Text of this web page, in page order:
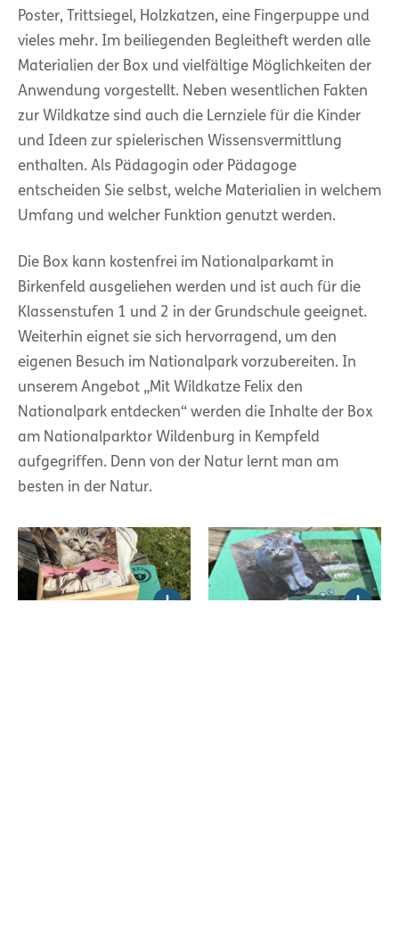
Poster, Trittsiegel, Holzkatzen, eine Fingerpuppe und
vieles mehr. Im beiliegenden Begleitheft werden alle
Materialien der Box und vielfältige Möglichkeiten der
Anwendung vorgestellt. Neben wesentlichen Fakten
zur Wildkatze sind auch die Lernziele für die Kinder
und Ideen zur spielerischen Wissensvermittlung
enthalten. Als Pädagogin oder Pädagoge
entscheiden Sie selbst, welche Materialien in welchem
Umfang und welcher Funktion genutzt werden.
Die Box kann kostenfrei im Nationalparkamt in
Birkenfeld ausgeliehen werden und ist auch für die
Klassenstufen 1 und 2 in der Grundschule geeignet.
Weiterhin eignet sie sich hervorragend, um den
eigenen Besuch im Nationalpark vorzubereiten. In
unserem Angebot „Mit Wildkatze Felix den
Nationalpark entdecken“ werden die Inhalte der Box
am Nationalparktor Wildenburg in Kempfeld
aufgegriffen. Denn von der Natur lernt man am
besten in der Natur.